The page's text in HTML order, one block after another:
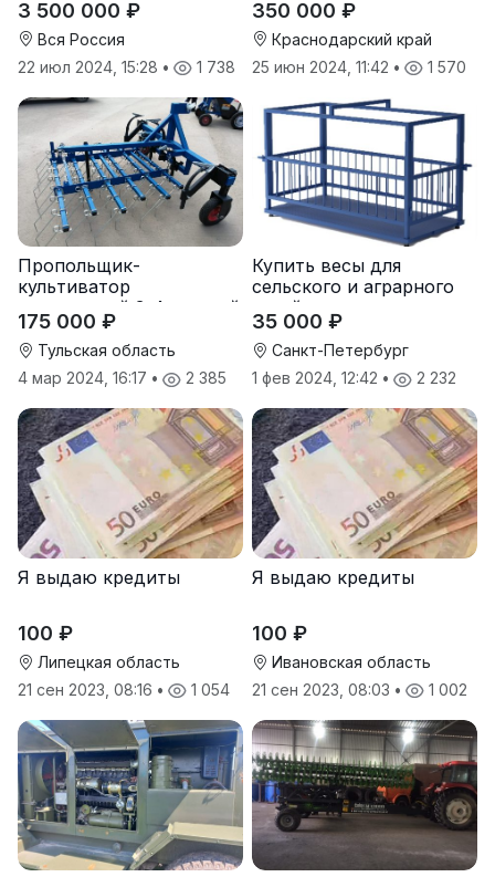
3 500 000 ₽
Вся Россия
22 июл 2024, 15:28 • 1 738
350 000 ₽
Краснодарский край
25 июн 2024, 11:42 • 1 570
Пропольщик-
культиватор
штригерный 3-4-рядный
«ТУЛКА-3/4»
175 000 ₽
Тульская область
4 мар 2024, 16:17 • 2 385
Купить весы для
сельского и аграрного
хозяйства от
производителя
35 000 ₽
Санкт-Петербург
1 фев 2024, 12:42 • 2 232
Я выдаю кредиты
100 ₽
Липецкая область
21 сен 2023, 08:16 • 1 054
Я выдаю кредиты
100 ₽
Ивановская область
21 сен 2023, 08:03 • 1 002